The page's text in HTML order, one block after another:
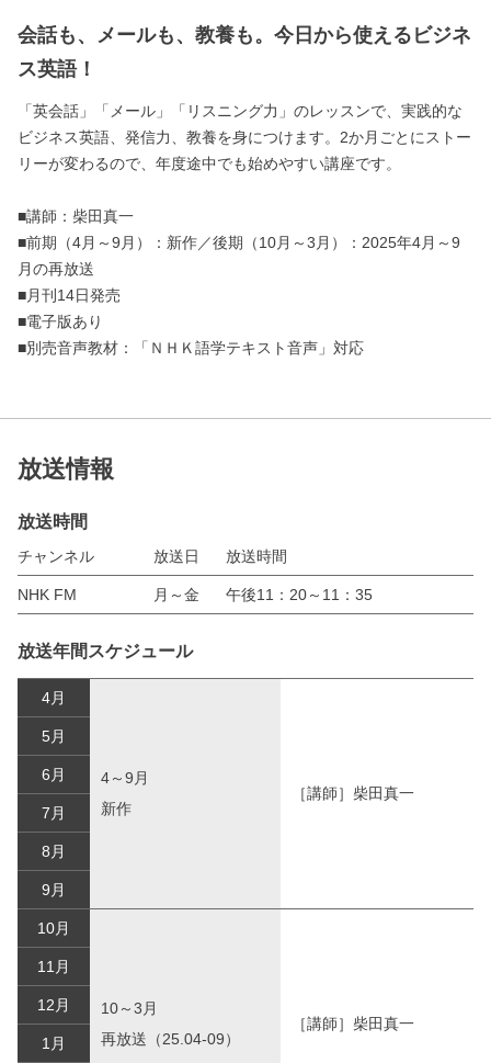
会話も、メールも、教養も。今日から使えるビジネ
ス英語！
「英会話」「メール」「リスニング力」のレッスンで、実践的な
ビジネス英語、発信力、教養を身につけます。2か月ごとにストー
リーが変わるので、年度途中でも始めやすい講座です。
■講師：柴田真一
■前期（4月～9月）：新作／後期（10月～3月）：2025年4月～9
月の再放送
■月刊14日発売
■電子版あり
■別売音声教材：「ＮＨＫ語学テキスト音声」対応
放送情報
放送時間
チャンネル 放送日 放送時間
NHK FM 月～金 午後11：20～11：35
放送年間スケジュール
4月
4～9月
新作
［講師］柴田真一
5月
6月
7月
8月
9月
10月
10～3月
再放送（25.04-09）
［講師］柴田真一
11月
12月
1月